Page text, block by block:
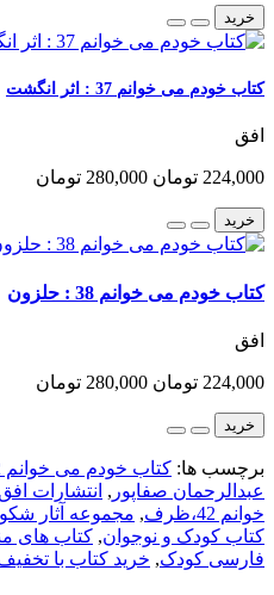
خرید
کتاب خودم می خوانم 37 : اثر انگشت
افق
224,000 تومان 280,000 تومان
خرید
کتاب خودم می خوانم 38 : حلزون
افق
224,000 تومان 280,000 تومان
خرید
برچسب ها: کتاب خودم می خوانم 42 ظرف
عبدالرحمان صفاپور , انتشارات افق
خوانم 42،ظرف
, مجموعه آثار
کتاب کودک و نوجوان, کتاب های
فارسی کودک, خرید کتاب با